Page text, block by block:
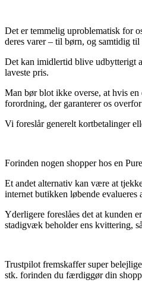
Det er temmelig uproblematisk for
deres varer – til børn, og samtidig
Det kan imidlertid blive udbytterigt
laveste pris.
Man bør blot ikke overse, at hvis
forordning, der garanterer os
Vi foreslår generelt kortbetalinger
Forinden nogen shopper hos en
Et andet alternativ kan være at
internet butikken løbende
Yderligere foreslåes det at kunden
stadigvæk beholder ens kvittering,
Trustpilot fremskaffer super
stk. forinden du færdiggør din